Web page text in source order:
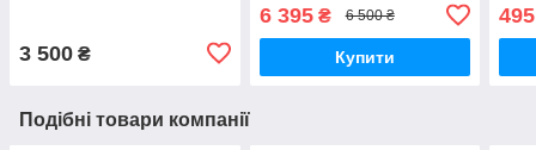
3 500 ₴
6 395₴ 6 500 ₴
Купити
495
Подібні товари компанії